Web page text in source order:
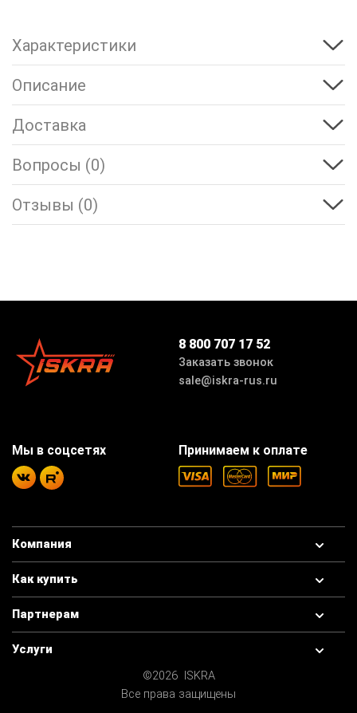
Характеристики
Описание
Доставка
Вопросы (0)
Отзывы (0)
8 800 707 17 52
Заказать звонок
sale@iskra-rus.ru
Компания
Как купить
Партнерам
Услуги
©2026 ISKRA
Все права защищены
Принимаем к оплате
Мы в соцсетях